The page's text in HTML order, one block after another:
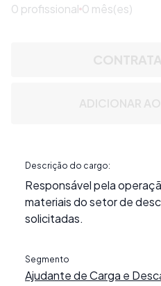
0 profissional 0 mês(es)
Descrição do cargo:
Responsável pela
materiais do setor de
solicitadas.
Segmento
Ajudante de Carga e